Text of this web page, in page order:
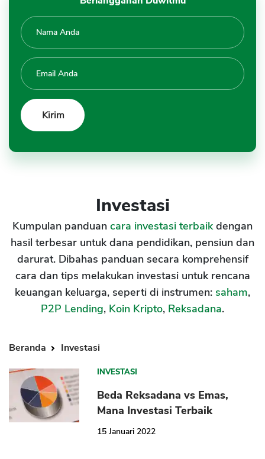
Investasi
Kumpulan panduan cara investasi terbaikdengan
hasil terbesar untuk dana pendidikan, pensiun dan
darurat. Dibahas panduan secara komprehensif
cara dan tips melakukan investasi untuk rencana
keuangan keluarga, seperti di instrumen: saham,
P2P Lending, Koin Kripto, Reksadana.
Beranda Investasi
INVESTASI
Beda Reksadana vs Emas,
Mana Investasi Terbaik
15 Januari 2022